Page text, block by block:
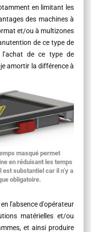
en limitant les
des machines à
et/ou à multizones
de ce type de
de ce type de
amortir la différence à
masqué permet
en réduisant les temps
est substantiel car il n’y a
obligatoire.
l'absence d'opérateur
matérielles et/ou
et ainsi produire